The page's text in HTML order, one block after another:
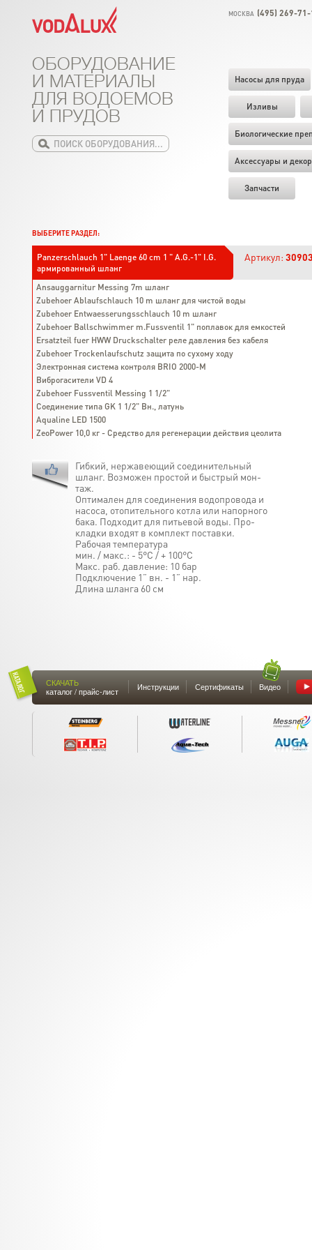
МОСКВА (495) 269-
Насосы для пруда
Изливы
Биологические
Аксессуары и декор
Запчасти
ОБОРУДОВАНИЕ
И МАТЕРИАЛЫ
ДЛЯ ВОДОЕМОВ
И ПРУДОВ
ВЫБЕРИТЕ РАЗДЕЛ:
Panzerschlauch 1" Laenge 60 cm 1 " A.G.-1" I.G.
армированный шланг
Артикул:
Ansauggarnitur Messing 7m шланг
Zubehoer Ablaufschlauch 10 m шланг для чистой воды
Zubehoer Entwaesserungsschlauch 10 m шланг
Zubehoer Ballschwimmer m.Fussventil 1" поплавок для емкостей
Ersatzteil fuer HWW Druckschalter реле давления без кабеля
Zubehoer Trockenlaufschutz защита по сухому ходу
Электронная система контроля BRIO 2000-М
Виброгасители VD 4
Zubehoer Fussventil Messing 1 1/2"
Соединение типа GK 1 1/2" Вн., латунь
Aqualine LED 1500
ZeoPower 10,0 кг - Средство для регенерации действия цеолита
Гибкий, нержавеющий соединительный
шланг. Возможен простой и быстрый мон-
таж.
Оптимален для соединения водопровода и
насоса, отопительного котла или напорного
бака. Подходит для питьевой воды. Про-
кладки входят в комплект поставки.
Рабочая температура
мин. / макс.: - 5°C / + 100°C
Макс. раб. давление: 10 бар
Подключение 1” вн. - 1” нар.
Длина шланга 60 см
СКАЧАТЬ
каталог / прайс-лист
Инструкции Сертификаты Видео